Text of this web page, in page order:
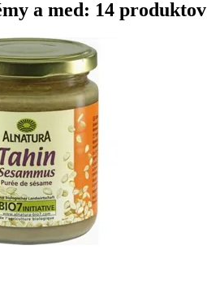
a med: 14 produktov